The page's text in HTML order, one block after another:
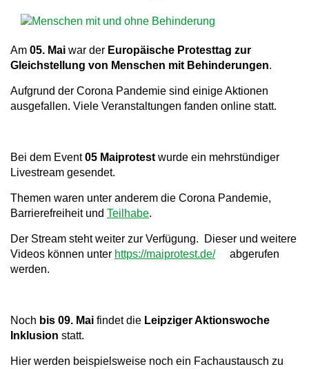
Am 05. Mai war der Europäische Protesttag zur
Gleichstellung von Menschen mit Behinderungen.
Aufgrund der Corona Pandemie sind einige Aktionen
ausgefallen. Viele Veranstaltungen fanden online statt.
Bei dem Event05 Maiprotest wurde ein mehrstündiger
Livestream gesendet.
Themen waren unter anderem die Corona Pandemie,
Barrierefreiheit und Teilhabe.
Der Stream steht weiter zur Verfügung. Dieser und weitere
Videos können unter https://maiprotest.de/
abgerufen
werden.
Noch bis 09. Mai findet die Leipziger Aktionswoche
Inklusion statt.
Hier werden beispielsweise noch ein Fachaustausch zu